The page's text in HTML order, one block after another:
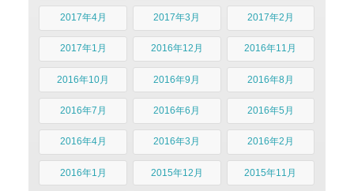
2017年4月 2017年3月 2017年2月
2017年1月 2016年12月 2016年11月
2016年10月 2016年9月 2016年8月
2016年7月 2016年6月 2016年5月
2016年4月 2016年3月 2016年2月
2016年1月 2015年12月 2015年11月